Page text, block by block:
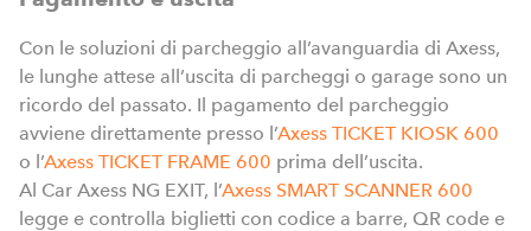
Con le soluzioni di parcheggio all’avanguardia di Axess,
le lunghe attese all’uscita di parcheggi o garage sono un
ricordo del passato. Il pagamento del parcheggio
avviene direttamente presso l’Axess TICKET KIOSK 600
o l’Axess TICKET FRAME 600 prima dell’uscita.
Al Car Axess NG EXIT, l’Axess SMART SCANNER 600
legge e controlla biglietti con codice a barre, QR code e